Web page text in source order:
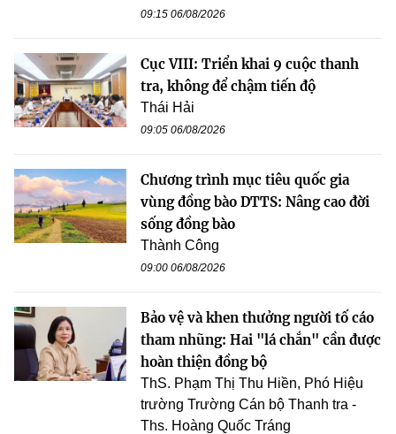
09:15 06/08/2026
Cục VIII: Triển khai 9 cuộc thanh
tra, không để chậm tiến độ
Thái Hải
09:05 06/08/2026
Chương trình mục tiêu quốc gia
vùng đồng bào DTTS: Nâng cao đời
sống đồng bào
Thành Công
09:00 06/08/2026
Bảo vệ và khen thưởng người tố cáo
tham nhũng: Hai "lá chắn" cần được
hoàn thiện đồng bộ
ThS. Phạm Thị Thu Hiền, Phó Hiệu
trường Trường Cán bộ Thanh tra -
Ths. Hoàng Quốc Tráng